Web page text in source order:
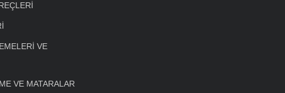
VE
VE MATARALAR